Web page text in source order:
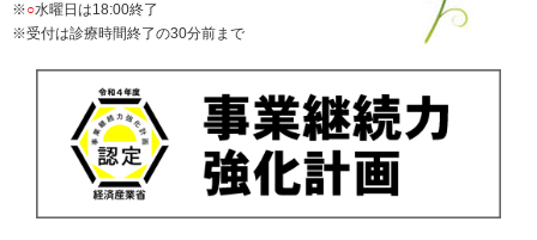
※○水曜日は18:00終了
※受付は診療時間終了の30分前まで